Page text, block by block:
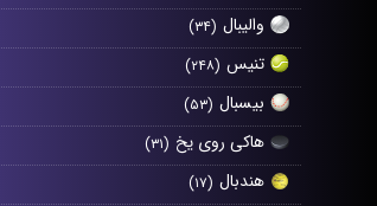
والیبال (۳۴)
تنیس (۲۴۸)
بیسبال (۵۳)
هاکی روی یخ (۳۱)
هندبال (۱۷)